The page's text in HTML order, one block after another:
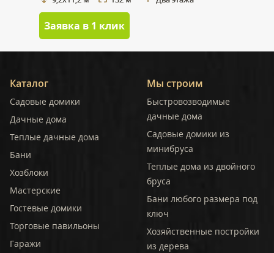
Заявка в 1 клик
Каталог
Садовые домики
Дачные дома
Теплые дачные дома
Бани
Хозблоки
Мастерские
Гостевые домики
Торговые павильоны
Гаражи
Мы строим
Быстровозводимые
дачные дома
Садовые домики из
минибруса
Теплые дома из двойного
бруса
Бани любого размера под
ключ
Хозяйственные постройки
из дерева